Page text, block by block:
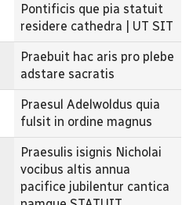
Pontificis que pia statuit
residere cathedra | UT SIT
Praebuit hac aris pro plebe
adstare sacratis
Praesul Adelwoldus quia
fulsit in ordine magnus
Praesulis isignis Nicholai
vocibus altis annua
pacifice jubilentur cantica